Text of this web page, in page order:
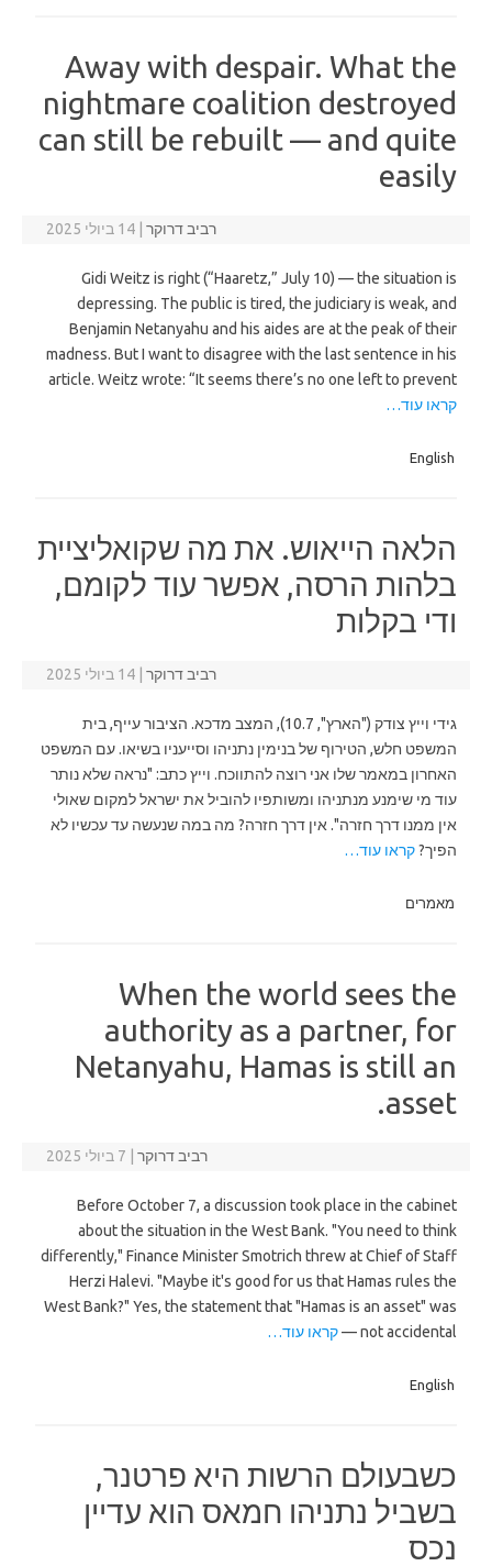
Away with despair. What the
nightmare coalition destroyed
can still be rebuilt — and quite
easily
רביב דרוקר 14 ביולי 2025
Gidi Weitz is right (“Haaretz,” July 10) — the situation is
depressing. The public is tired, the judiciary is weak, and
Benjamin Netanyahu and his aides are at the peak of their
madness. But I want to disagree with the last sentence in his
article. Weitz wrote: “It seems there’s no one left to prevent
קראו עוד…
English
הלאה הייאוש. את מה שקואליציית
בלהות הרסה, אפשר עוד לקומם,
ודי בקלות
רביב דרוקר 14 ביולי 2025
גידי וייץ צודק ("הארץ", 10.7), המצב מדכא. הציבור עייף, בית
המשפט חלש, הטירוף של בנימין נתניהו וסייעניו בשיאו. עם המשפט
האחרון במאמר שלו אני רוצה להתווכח. וייץ כתב: "נראה שלא נותר
עוד מי שימנע מנתניהו ומשותפיו להוביל את ישראל למקום שאולי
אין ממנו דרך חזרה". אין דרך חזרה? מה במה שנעשה עד עכשיו לא
הפיך?קראו עוד…
מאמרים
When the world sees the
authority as a partner, for
Netanyahu, Hamas is still an
asset.
רביב דרוקר 7 ביולי 2025
Before October 7, a discussion took place in the cabinet
about the situation in the West Bank. "You need to think
differently," Finance Minister Smotrich threw at Chief of Staff
Herzi Halevi. "Maybe it's good for us that Hamas rules the
West Bank?" Yes, the statement that "Hamas is an asset" was
not accidental —
קראו עוד…
English
כשבעולם הרשות היא פרטנר,
בשביל נתניהו חמאס הוא עדיין
נכס